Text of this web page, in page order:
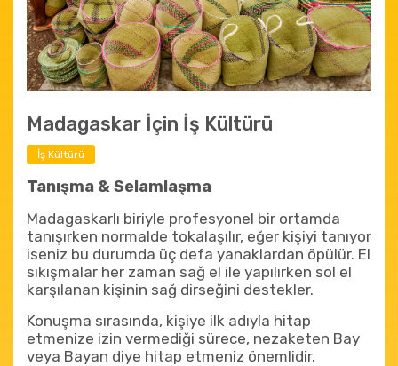
Madagaskar İçin İş Kültürü
İş Kültürü
Tanışma & Selamlaşma
Madagaskarlı biriyle profesyonel bir ortamda
tanışırken normalde tokalaşılır, eğer kişiyi tanıyor
iseniz bu durumda üç defa yanaklardan öpülür. El
sıkışmalar her zaman sağ el ile yapılırken sol el
karşılanan kişinin sağ dirseğini destekler.
Konuşma sırasında, kişiye ilk adıyla hitap
etmenize izin vermediği sürece, nezaketen Bay
veya Bayan diye hitap etmeniz önemlidir.